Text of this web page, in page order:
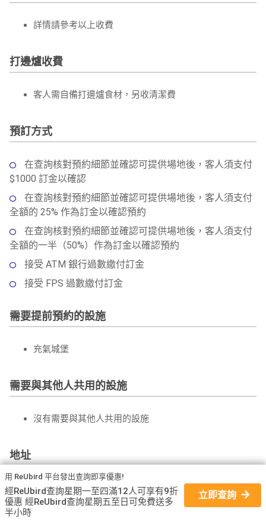
用 ReUbird 平台發出查詢即享優惠!
經ReUbird查詢星期一至四滿12人可享有9折
優惠 經ReUbird查詢星期五至日可免費送多
半小時
立即查詢
詳情請參考以上收費
打邊爐收費
客人需自備打邊爐食材，另收清潔費
預訂方式
在查詢核對預約細節並確認可提供場地後，客人須支付
$1000 訂金以確認
在查詢核對預約細節並確認可提供場地後，客人須支付
全額的 25% 作為訂金以確認預約
在查詢核對預約細節並確認可提供場地後，客人須支付
全額的一半（50%）作為訂金以確認預約
接受 ATM 銀行過數繳付訂金
接受 FPS 過數繳付訂金
需要提前預約的設施
充氣城堡
需要與其他人共用的設施
沒有需要與其他人共用的設施
地址
香港觀塘成業街成業工業大廈